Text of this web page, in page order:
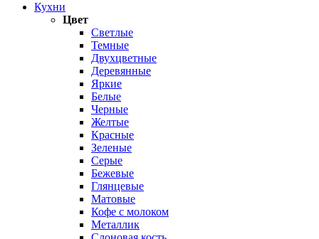
Кухни
Цвет
Светлые
Темные
Двухцветные
Деревянные
Яркие
Белые
Черные
Желтые
Красные
Зеленые
Серые
Бежевые
Глянцевые
Матовые
Кофе с молоком
Металлик